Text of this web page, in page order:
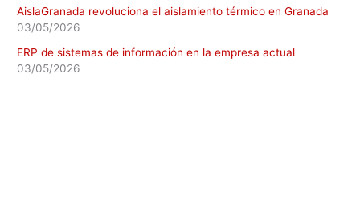
AislaGranada revoluciona el aislamiento térmico en Granada
03/05/2026
ERP de sistemas de información en la empresa actual
03/05/2026